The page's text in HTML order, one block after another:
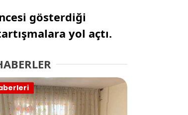
gösterdiği
yol açtı.